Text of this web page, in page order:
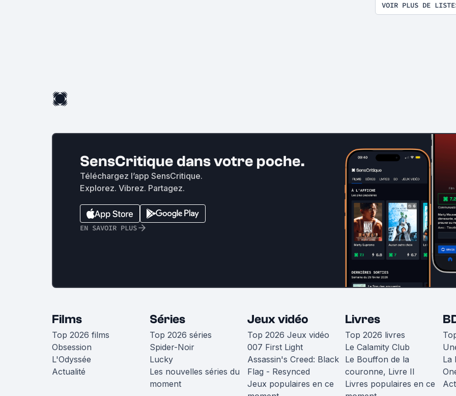
VOIR PLUS DE
SensCritique dans votre poche.
Téléchargez l’app SensCritique.
Explorez. Vibrez. Partagez.
EN SAVOIR PLUS
Films
Top 2026 films
Obsession
L'Odyssée
Actualité
Séries
Top 2026 séries
Spider-Noir
Lucky
Les nouvelles séries du
moment
Jeux vidéo
Top 2026 Jeux vidéo
007 First Light
Assassin's Creed: Black
Flag - Resynced
Jeux populaires en ce
Livres
Top 2026 livres
Le Calamity Club
Le Bouffon de la
couronne, Livre II
Livres populaires en ce
La